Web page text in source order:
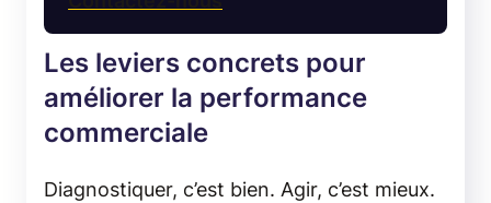
Les leviers concrets pour
améliorer la performance
commerciale
Diagnostiquer, c’est bien. Agir, c’est mieux.